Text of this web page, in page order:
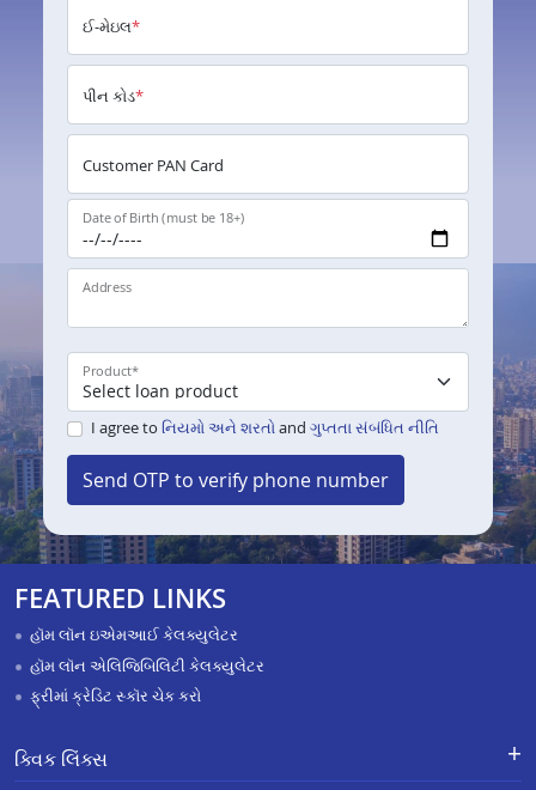
ઈ-મેઇલ*
પીન કોડ*
Customer PAN Card
Date of Birth (must be 18+)
Address
Product*
I agree to નિયમો અને શરતોand ગુપ્તતા સંબંધિત નીતિ
Send OTP to verify phone number
FEATURED LINKS
હૉમ લૉન ઇએમઆઈ કેલક્યુલેટર
હૉમ લૉન એલિજિબિલિટી કેલક્યુલેટર
ફ્રીમાં ક્રેડિટ સ્કૉર ચેક કરો
ક્વિક લિંક્સ